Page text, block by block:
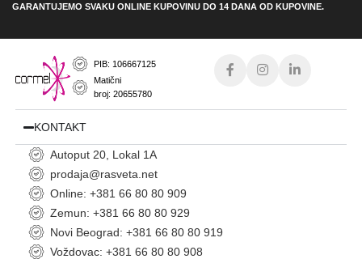
GARANTUJEMO SVAKU ONLINE KUPOVINU DO 14 DANA OD KUPOVINE.
PIB: 106667125
Matični
broj: 20655780
KONTAKT
Autoput 20, Lokal 1A
prodaja@rasveta.net
Online: +381 66 80 80 909
Zemun: +381 66 80 80 929
Novi Beograd: +381 66 80 80 919
Voždovac: +381 66 80 80 908